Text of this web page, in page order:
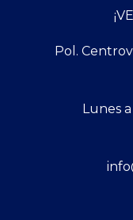
Pol.
Lunes